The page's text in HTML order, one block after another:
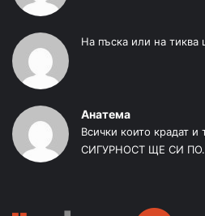
На пъска или на тиква
Анатема
Всички които крадат
СИГУРНОСТ ЩЕ СИ